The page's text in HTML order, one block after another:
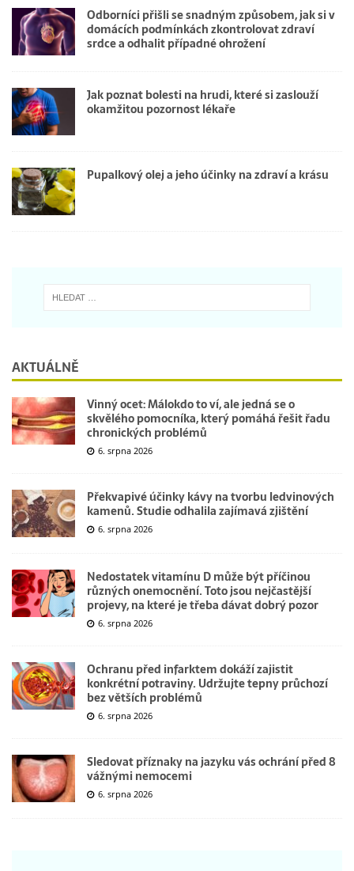
Odborníci přišli se snadným způsobem, jak si v
domácích podmínkách zkontrolovat zdraví
srdce a odhalit případné ohrožení
Jak poznat bolesti na hrudi, které si zaslouží
okamžitou pozornost lékaře
Pupalkový olej a jeho účinky na zdraví a krásu
AKTUÁLNĚ
Vinný ocet: Málokdo to ví, ale jedná se o
skvělého pomocníka, který pomáhá řešit řadu
chronických problémů
6. srpna 2026
Překvapivé účinky kávy na tvorbu ledvinových
kamenů. Studie odhalila zajímavá zjištění
6. srpna 2026
Nedostatek vitamínu D může být příčinou
různých onemocnění. Toto jsou nejčastější
projevy, na které je třeba dávat dobrý pozor
6. srpna 2026
Ochranu před infarktem dokáží zajistit
konkrétní potraviny. Udržujte tepny průchozí
bez větších problémů
6. srpna 2026
Sledovat příznaky na jazyku vás ochrání před 8
vážnými nemocemi
6. srpna 2026